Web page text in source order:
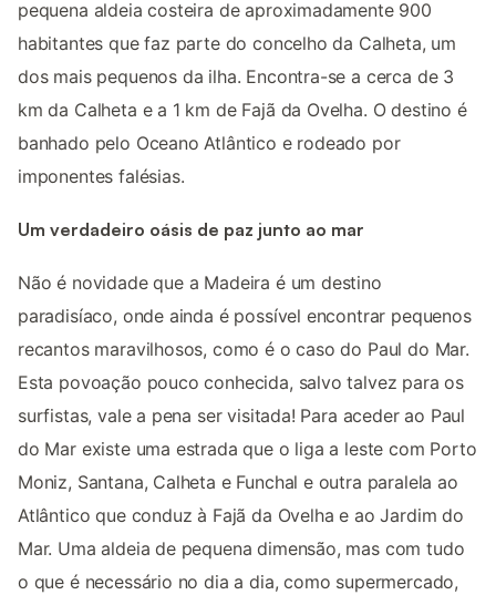
pequena aldeia costeira de aproximadamente 900
habitantes que faz parte do concelho da Calheta, um
dos mais pequenos da ilha. Encontra-se a cerca de 3
km da Calheta e a 1 km de Fajã da Ovelha. O destino é
banhado pelo Oceano Atlântico e rodeado por
imponentes falésias.
Um verdadeiro oásis de paz junto ao mar
Não é novidade que a Madeira é um destino
paradisíaco, onde ainda é possível encontrar pequenos
recantos maravilhosos, como é o caso do Paul do Mar.
Esta povoação pouco conhecida, salvo talvez para os
surfistas, vale a pena ser visitada! Para aceder ao Paul
do Mar existe uma estrada que o liga a leste com Porto
Moniz, Santana, Calheta e Funchal e outra paralela ao
Atlântico que conduz à Fajã da Ovelha e ao Jardim do
Mar. Uma aldeia de pequena dimensão, mas com tudo
o que é necessário no dia a dia, como supermercado,